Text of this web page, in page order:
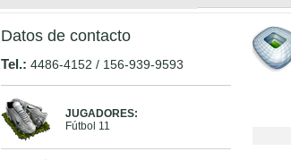
Datos de contacto
Tel.: 4486-4152 / 156-939-9593
JUGADORES:
Fútbol 11